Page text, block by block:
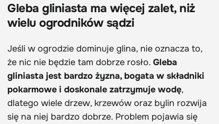
Gleba gliniasta ma więcej zalet, niż
wielu ogrodników sądzi
Jeśli w ogrodzie dominuje glina, nie oznacza to,
że nic nie będzie tam dobrze rosło. Gleba
gliniasta jest bardzo żyzna, bogata w składniki
pokarmowe i doskonale zatrzymuje wodę,
dlatego wiele drzew, krzewów oraz bylin rozwija
się na niej bardzo dobrze. Problem pojawia się